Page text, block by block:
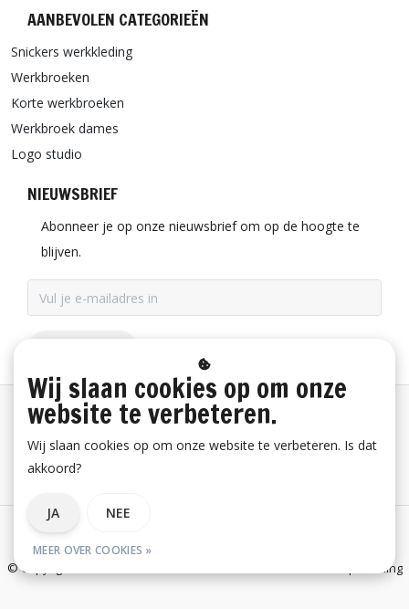
AANBEVOLEN CATEGORIEËN
Snickers werkkleding
Werkbroeken
Korte werkbroeken
Werkbroek dames
Logo studio
NIEUWSBRIEF
Abonneer je op onze nieuwsbrief om op de hoogte te
blijven.
Betaalinformatie
Algemene voorwaarden
© Copyright 2026 E-Snickers.nl - onderdeel van Uniwork Beroepskleding
Wij slaan cookies op om onze
website te verbeteren.
Wij slaan cookies op om onze website te verbeteren. Is dat
akkoord?
JA NEE
MEER OVER COOKIES »